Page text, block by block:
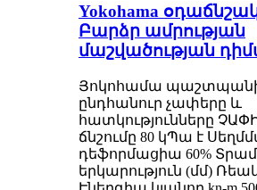
Yokohama
Բարձր ամրության
մաշվածության
Յոկոհամա
ընդհանուր չափերը և
հատկությունները
ճնշումը 80 կՊա է
դեֆորմացիա 60%
երկարություն (մմ)